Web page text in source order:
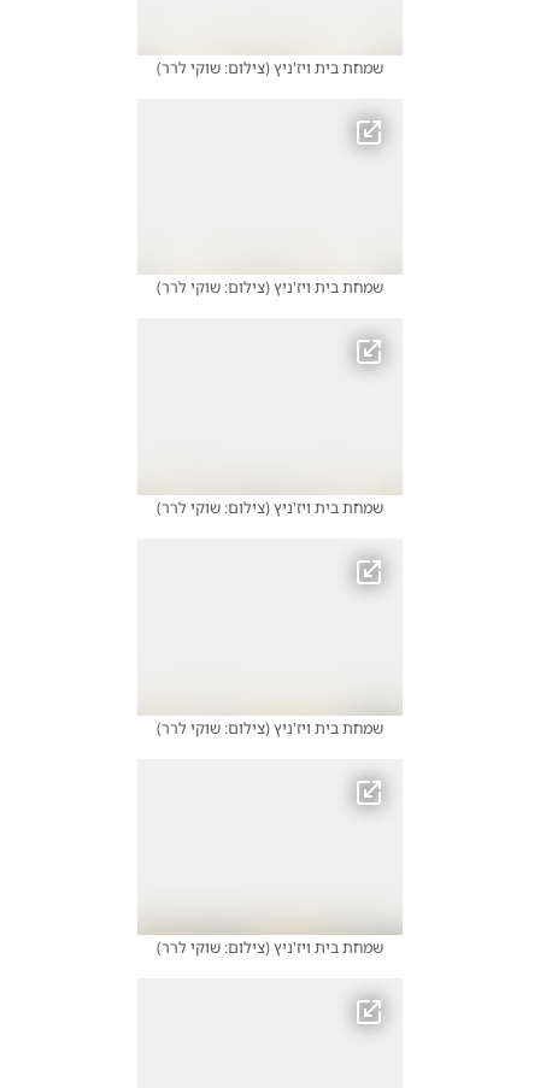
שמחת בית ויז'ניץ(צילום: שוקי לרר)
שמחת בית ויז'ניץ(צילום: שוקי לרר)
שמחת בית ויז'ניץ(צילום: שוקי לרר)
שמחת בית ויז'ניץ(צילום: שוקי לרר)
שמחת בית ויז'ניץ(צילום: שוקי לרר)